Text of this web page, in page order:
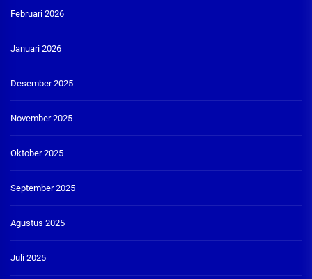
Februari 2026
Januari 2026
Desember 2025
November 2025
Oktober 2025
September 2025
Agustus 2025
Juli 2025